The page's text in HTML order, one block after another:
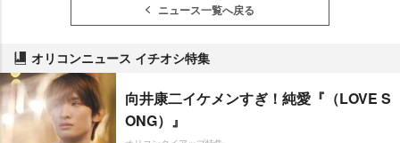
ニュース一覧へ戻る
オリコンニュース イチオシ特集
向井康二イケメンすぎ！純愛『（LOVE S
ONG）』